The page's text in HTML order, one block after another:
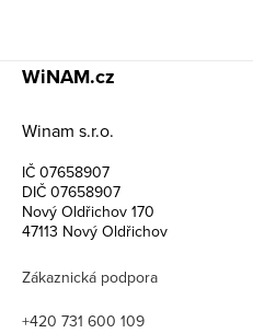
WiNAM.cz
Winam s.r.o.
IČ 07658907
DIČ 07658907
Nový Oldřichov 170
47113 Nový Oldřichov
Zákaznická podpora
+420 731 600 109